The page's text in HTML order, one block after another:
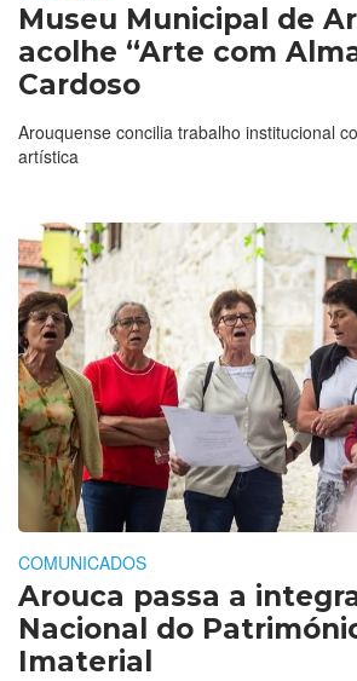
Museu Municipal de
acolhe “Arte com
Cardoso
Arouquense concilia trabalho institucional
artística
COMUNICADOS
Arouca passa a
Nacional do
Imaterial